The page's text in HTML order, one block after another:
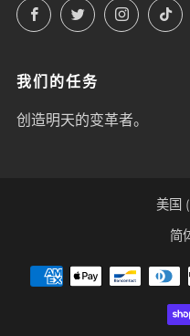
FacebookTwitter
我们的任务
创造明天的变革者。
美国
简